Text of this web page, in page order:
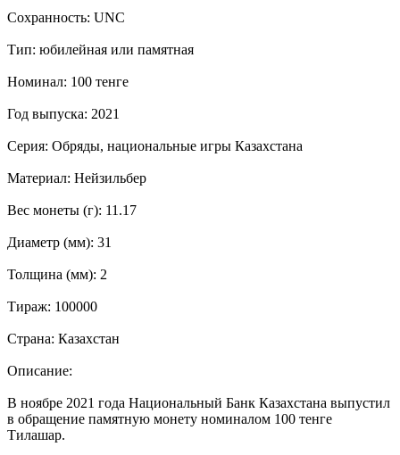
Сохранность: UNC
Тип: юбилейная или памятная
Номинал: 100 тенге
Год выпуска: 2021
Серия: Обряды, национальные игры Казахстана
Материал: Нейзильбер
Вес монеты (г): 11.17
Диаметр (мм): 31
Толщина (мм): 2
Тираж: 100000
Страна: Казахстан
Описание:
В ноябре 2021 года Национальный Банк Казахстана выпустил
в обращение памятную монету номиналом 100 тенге
Тилашар.